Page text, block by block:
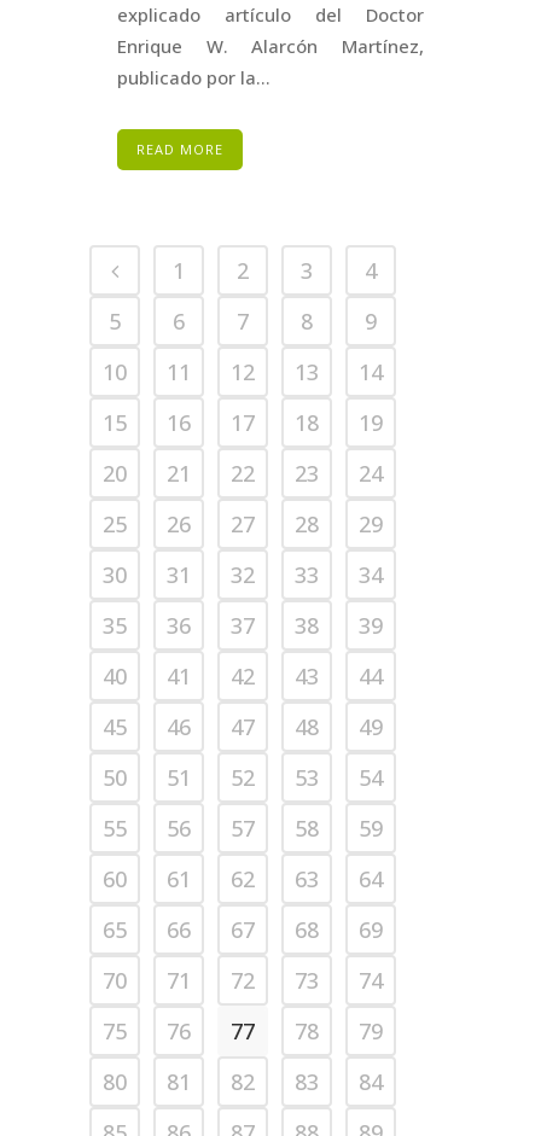
explicado artículo del Doctor
Enrique W. Alarcón Martínez,
publicado por la...
READ MORE
1 2 3
4
5
6 7 8
9
10
11 12 13
14
15
16 17 18
19
20
21 22 23
24
25
26 27 28
29
30
31 32 33
34
35
36 37 38
39
40
41 42 43
44
45
46 47 48
49
50
51 52 53
54
55
56 57 58
59
60
61 62 63
64
65
66 67 68
69
70
71 72 73
74
75
76 77 78
79
80
81 82 83
84